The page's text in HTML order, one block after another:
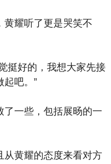
黄耀听了更是哭笑不
挺好的，我想大家先接
吧。”
了一些，包括展旸的一
从黄耀的态度来看对方